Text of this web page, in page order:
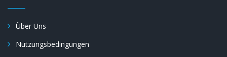
Über Uns
Nutzungsbedingungen